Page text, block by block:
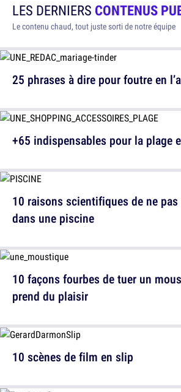
LES DERNIERS CONTENUS
Le contenu chaud, tout juste sorti de notre équipe
25 phrases à dire pour foutre en
10 raisons scientifiques de ne
dans une piscine
10 scènes de film en slip
+65 indispensables pour la plage
10 façons fourbes de tuer un
prend du plaisir